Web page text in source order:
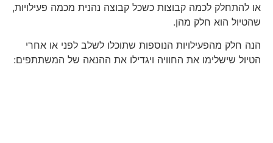
או להתחלק לכמה קבוצות כשכל קבוצה נהנית מכמה פעילויות,
שהטיול הוא חלק מהן.
הנה חלק מהפעילויות הנוספות שתוכלו לשלב לפני או אחרי
הטיול שישלימו את החוויה ויגדילו את ההנאה של המשתתפים: